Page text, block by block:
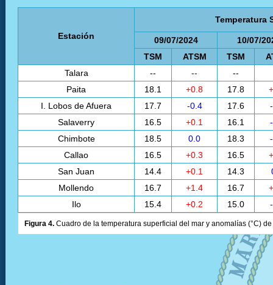
Estación
Temperatura
09/07/2024
10/07/
TSM
ATSM TSM
Talara
-- --
--
Paita
18.1 +0.8 17.8
I. Lobos de Afuera
17.7 -0.4 17.6
Salaverry
16.5 +0.1 16.1
Chimbote
18.5 0.0 18.3
Callao
16.5 +0.3 16.5
San Juan
14.4 +0.1 14.3
Mollendo
16.7 +1.4 16.7
Ilo
15.4 +0.2 15.0
Figura 4. Cuadro de la temperatura superficial del mar y anomalías (°C)